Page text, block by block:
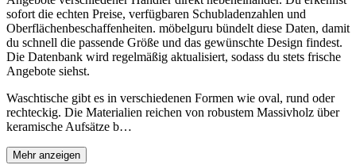
sofort die echten Preise, verfügbaren Schubladenzahlen und
Oberflächenbeschaffenheiten. möbelguru bündelt diese Daten, damit
du schnell die passende Größe und das gewünschte Design findest.
Die Datenbank wird regelmäßig aktualisiert, sodass du stets frische
Angebote siehst.
Waschtische gibt es in verschiedenen Formen wie oval, rund oder
rechteckig. Die Materialien reichen von robustem Massivholz über
keramische Aufsätze b…
Mehr anzeigen